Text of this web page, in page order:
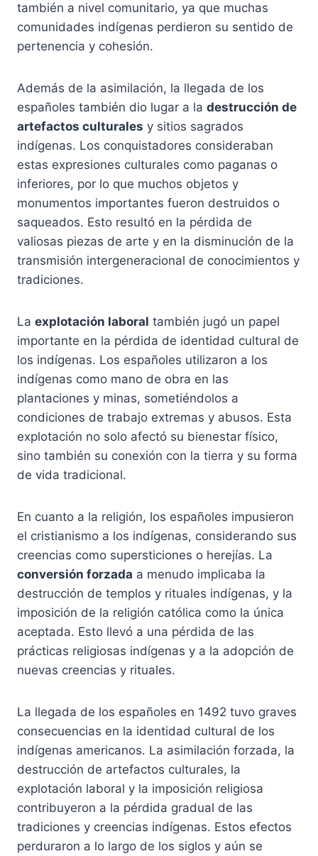
también a nivel comunitario, ya que muchas
comunidades indígenas perdieron su sentido de
pertenencia y cohesión.
Además de la asimilación, la llegada de los
españoles también dio lugar a la destrucción de
artefactos culturales y sitios sagrados
indígenas. Los conquistadores consideraban
estas expresiones culturales como paganas o
inferiores, por lo que muchos objetos y
monumentos importantes fueron destruidos o
saqueados. Esto resultó en la pérdida de
valiosas piezas de arte y en la disminución de la
transmisión intergeneracional de conocimientos y
tradiciones.
La explotación laboral también jugó un papel
importante en la pérdida de identidad cultural de
los indígenas. Los españoles utilizaron a los
indígenas como mano de obra en las
plantaciones y minas, sometiéndolos a
condiciones de trabajo extremas y abusos. Esta
explotación no solo afectó su bienestar físico,
sino también su conexión con la tierra y su forma
de vida tradicional.
En cuanto a la religión, los españoles impusieron
el cristianismo a los indígenas, considerando sus
creencias como supersticiones o herejías. La
conversión forzada a menudo implicaba la
destrucción de templos y rituales indígenas, y la
imposición de la religión católica como la única
aceptada. Esto llevó a una pérdida de las
prácticas religiosas indígenas y a la adopción de
nuevas creencias y rituales.
La llegada de los españoles en 1492 tuvo graves
consecuencias en la identidad cultural de los
indígenas americanos. La asimilación forzada, la
destrucción de artefactos culturales, la
explotación laboral y la imposición religiosa
contribuyeron a la pérdida gradual de las
tradiciones y creencias indígenas. Estos efectos
perduraron a lo largo de los siglos y aún se